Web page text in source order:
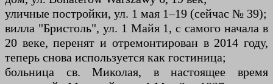
уличные постройки, ул. 1 мая 1–19 (сейчас № 39);
вилла "Бристоль", ул. 1 Майя 1, с самого начала в
20 веке, перенят и отремонтирован в 2014 году,
теперь снова используется как гостиница;
больница св. Миколая, в настоящее время